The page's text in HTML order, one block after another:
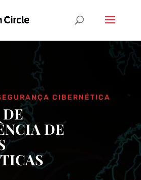
CIBERNÉTICA
DE
DE